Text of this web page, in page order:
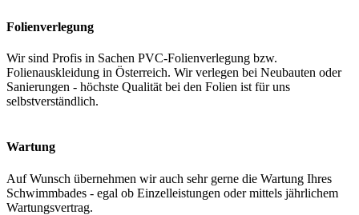
Folienverlegung
Wir sind Profis in Sachen PVC-Folienverlegung bzw.
Folienauskleidung in Österreich. Wir verlegen bei Neubauten oder
Sanierungen - höchste Qualität bei den Folien ist für uns
selbstverständlich.
Wartung
Auf Wunsch übernehmen wir auch sehr gerne die Wartung Ihres
Schwimmbades - egal ob Einzelleistungen oder mittels jährlichem
Wartungsvertrag.